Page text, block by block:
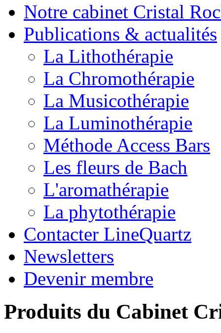
Notre cabinet Cristal
Publications & actualités
La Lithothérapie
La Chromothérapie
La Musicothérapie
La Luminothérapie
Méthode Access Bars
Les fleurs de Bach
L'aromathérapie
La phytothérapie
Contacter LineQuartz
Newsletters
Devenir membre
Produits du Cabinet